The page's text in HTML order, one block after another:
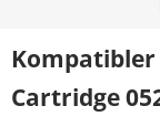
Kompatibler
Cartridge